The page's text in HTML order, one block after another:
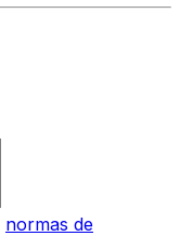
normas de